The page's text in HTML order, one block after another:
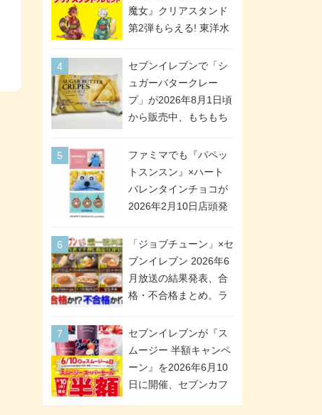
で異なるデザイン＆対
象商品
魔女』クリアスタンド
第2弾もらえる! 東洋水
ペーンが2026年5月26
日スタート。浴衣＆た
ぬき・キツネ姿のスレ
ッタ / ミオリネ / グエ
号・5号) / シャディク
ドになって登場!
セブンイレブンで「シ
ュガーバタークレー
プ」が2026年8月1日頃
から販売中、もちもち
シュガー＆バターをレ
ンジアップで手軽に楽
しめる冷凍食品。2個入
り
ファミマでも『パペッ
トスンスン』×ハート
バレンタインチョコが
2026年2月10日店頭発
チョコ」「チョコ缶」
「ツインギフト」が登
場
「ジョブチューン」×セ
ブンイレブン 2026年6
月放送の結果発表、合
格・不合格まとめ。ラ
合格「金のハンバー
グ」。満場一致合格数
は6商品、合格数は2商
品。TVerでの見逃し配
セブンイレブンが『ス
ムージー 半額キャンペ
ーン』を2026年6月10
日に開催、セブンカフ